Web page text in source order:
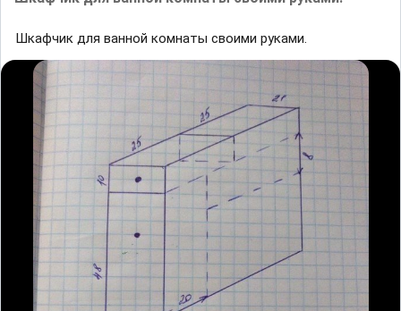
Шкафчик для ванной комнаты своими руками.